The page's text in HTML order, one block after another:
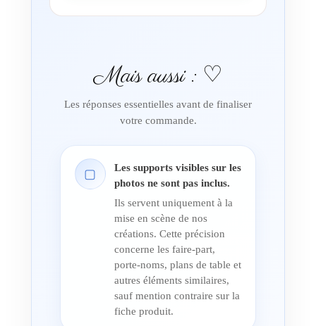
Mais aussi : ♡
Les réponses essentielles avant de finaliser
votre commande.
▢
Les supports visibles sur les
photos ne sont pas inclus.
Ils servent uniquement à la
mise en scène de nos
créations. Cette précision
concerne les faire-part,
porte-noms, plans de table et
autres éléments similaires,
sauf mention contraire sur la
fiche produit.